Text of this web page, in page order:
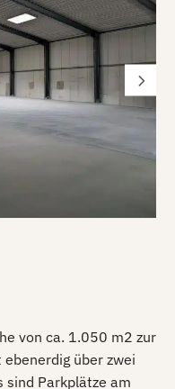
von ca. 1.050 m2 zur
über zwei
sind Parkplätze am